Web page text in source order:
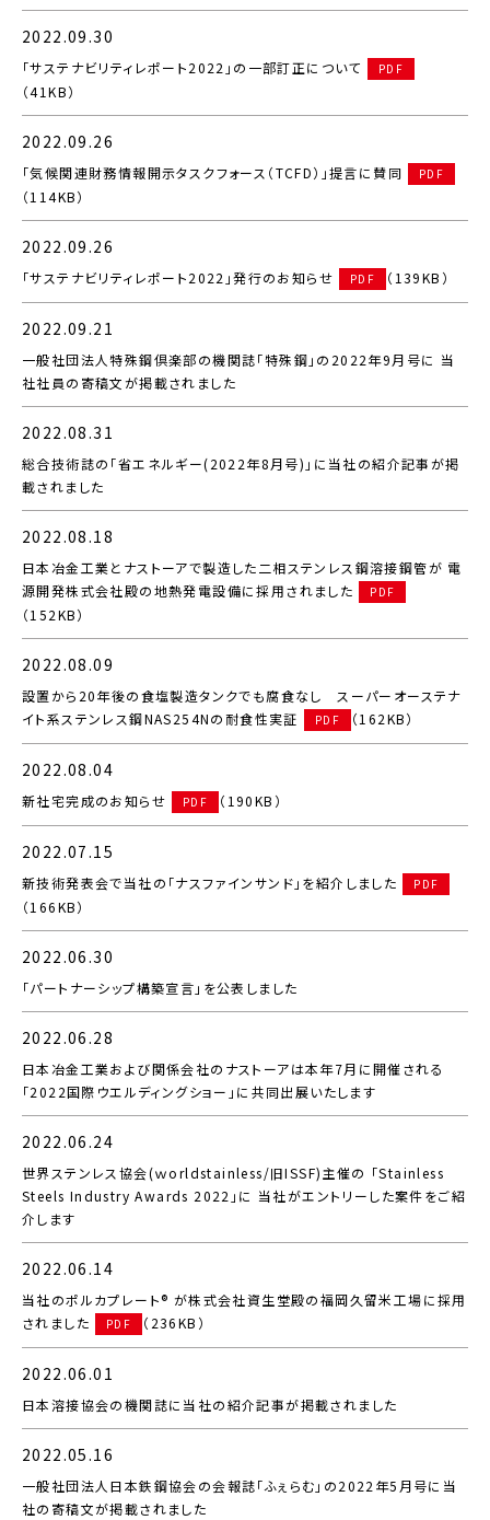
2022.09.30
「サステナビリティレポート2022」の一部訂正について PDF
（41KB）
2022.09.26
「気候関連財務情報開示タスクフォース（TCFD）」提言に賛同 PDF
（114KB）
2022.09.26
「サステナビリティレポート2022」発行のお知らせ PDF （139KB）
2022.09.21
一般社団法人特殊鋼倶楽部の機関誌「特殊鋼」の2022年9月号に 当
社社員の寄稿文が掲載されました
2022.08.31
総合技術誌の「省エネルギー(2022年8月号)」に当社の紹介記事が掲
載されました
2022.08.18
日本冶金工業とナストーアで製造した二相ステンレス鋼溶接鋼管が 電
源開発株式会社殿の地熱発電設備に採用されました
PDF
（152KB）
2022.08.09
設置から20年後の食塩製造タンクでも腐食なし スーパーオーステナ
イト系ステンレス鋼NAS254Nの耐食性実証
PDF （162KB）
2022.08.04
新社宅完成のお知らせ PDF （190KB）
2022.07.15
新技術発表会で当社の「ナスファインサンド」を紹介しました PDF
（166KB）
2022.06.30
「パートナーシップ構築宣言」を公表しました
2022.06.28
日本冶金工業および関係会社のナストーアは本年7月に開催される
「2022国際ウエルディングショー」に共同出展いたします
2022.06.24
世界ステンレス協会(ｗorldstainless/旧ISSF)主催の 「Stainless
Steels Industry Awards 2022」に 当社がエントリーした案件をご紹
介します
2022.06.14
当社のポルカプレート® が株式会社資生堂殿の福岡久留米工場に採用
されました
PDF （236KB）
2022.06.01
日本溶接協会の機関誌に当社の紹介記事が掲載されました
2022.05.16
一般社団法人日本鉄鋼協会の会報誌「ふぇらむ」の2022年5月号に当
社の寄稿文が掲載されました